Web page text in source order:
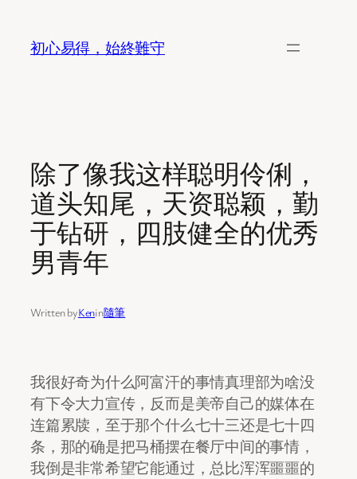
content
初心易得，始終難守
除了像我这样聪明伶俐，
道头知尾，天资聪颖，勤
于钻研，四肢健全的优秀
男青年
Written byKenin隨筆
我很好奇为什么阿富汗的事情真理部为啥没
有下令大力宣传，反而是美帝自己的媒体在
连篇累牍，至于那个什么七十三还是七十四
条，那的确是把马桶摆在餐厅中间的事情，
我倒是非常希望它能通过，总比浑浑噩噩的